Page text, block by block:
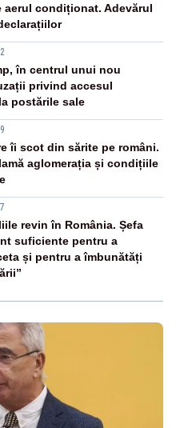
aerul condiționat. Adevărul
în centrul unui nou
privind accesul
postările sale
îi scot din sărite pe români.
aglomerația și condițiile
revin în România. Șefa
suficiente pentru a
și pentru a îmbunătăți